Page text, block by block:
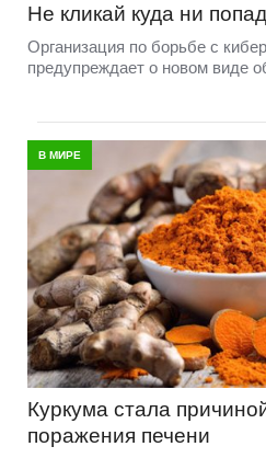
Не кликай куда ни
Организация по борьбе с
предупреждает о новом виде
В МИРЕ
Куркума стала
поражения печени